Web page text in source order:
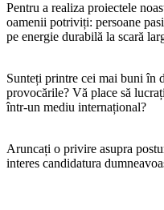
Pentru a realiza proiectele
oamenii potriviți: persoane
pe energie durabilă la scară
Sunteți printre cei mai buni în
provocările? Vă place să
într-un mediu internațional?
Aruncați o privire asupra
interes candidatura